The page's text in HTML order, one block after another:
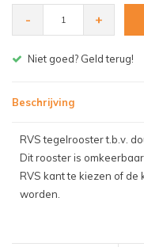
- +
Gratis bezorgen v.a.
Beschrijving
RVS tegelrooster t.b.v.
Dit rooster is
RVS kant te kiezen of
worden.